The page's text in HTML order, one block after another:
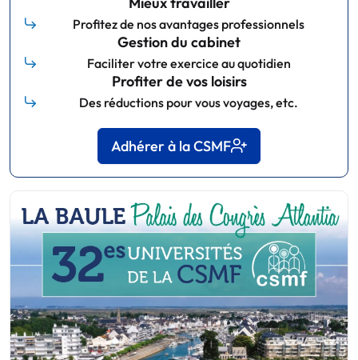
Profitez de nos avantages professionnels
Gestion du cabinet
Faciliter votre exercice au quotidien
Profiter de vos loisirs
Des réductions pour vous voyages, etc.
Adhérer à la CSMF